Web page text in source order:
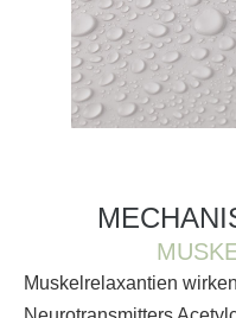
Muskelrelaxantien